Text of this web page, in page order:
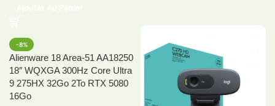
-8%
Alienware 18 Area-51 AA18250
18″ WQXGA 300Hz Core Ultra
9 275HX 32Go 2To RTX 5080
16Go